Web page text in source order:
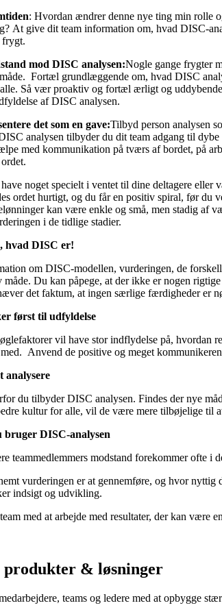
: Hvordan ændrer denne nye ting min rolle
At give dit team information om, hvad DISC-
frygt.
mod DISC analysen:Nogle gange frygter
Fortæl grundlæggende om, hvad DISC
Så vær proaktiv og fortæl ærligt og
af DISC analysen.
det som en gave:Tilbyd person analysen
analysen tilbyder du dit team adgang til
med kommunikation på tværs af bordet, på
noget specielt i ventet til dine deltagere
ordet hurtigt, og du får en positiv spiral, før
kan være enkle og små, men stadig af
i de tidlige stadier.
hvad DISC er!
om DISC-modellen, vurderingen, de
måde. Du kan påpege, at der ikke er nogen
det faktum, at ingen særlige færdigheder er
først til udfyldelse
vil have stor indflydelse på, hvordan
Anvend de positive og meget
analysere
du tilbyder DISC analysen. Findes der nye
kultur for alle, vil de være mere tilbøjelige til
DISC-analysen
teammedlemmers modstand forekommer ofte i
vurderingen er at gennemføre, og hvor
indsigt og udvikling.
med at arbejde med resultater, der kan være
produkter & løsninger
teams og ledere med at opbygge